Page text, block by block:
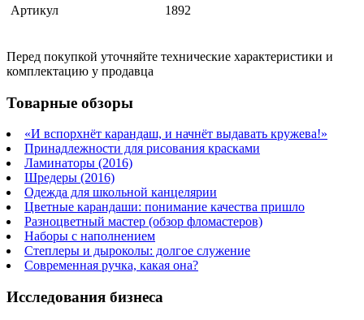
Артикул
1892
Перед покупкой уточняйте технические характеристики и
комплектацию у продавца
Товарные обзоры
«И вспорхнёт карандаш, и начнёт выдавать кружева!»
Принадлежности для рисования красками
Ламинаторы (2016)
Шредеры (2016)
Одежда для школьной канцелярии
Цветные карандаши: понимание качества пришло
Разноцветный мастер (обзор фломастеров)
Наборы с наполнением
Степлеры и дыроколы: долгое служение
Современная ручка, какая она?
Исследования бизнеса